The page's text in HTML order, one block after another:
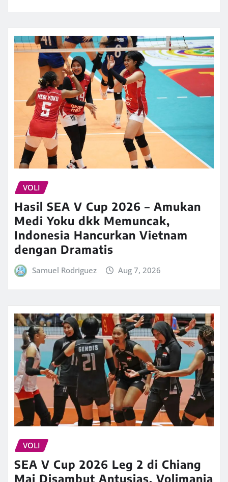
VOLI
Hasil SEA V Cup 2026 – Amukan
Medi Yoku dkk Memuncak,
Indonesia Hancurkan Vietnam
dengan Dramatis
Samuel Rodriguez Aug 7, 2026
VOLI
SEA V Cup 2026 Leg 2 di Chiang
Mai Disambut Antusias, Volimania